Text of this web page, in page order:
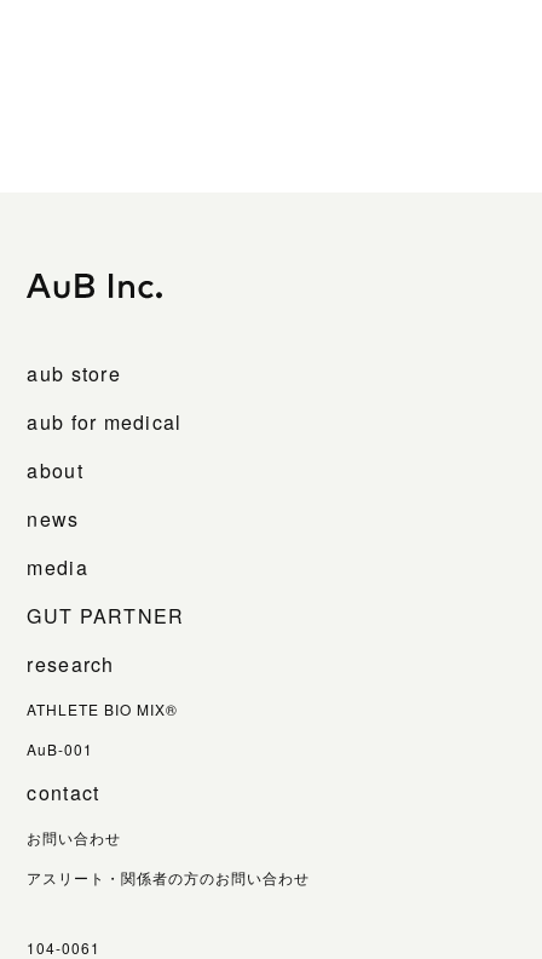
aub store
aub for medical
about
news
media
GUT PARTNER
research
ATHLETE BIO MIX®
AuB-001
contact
お問い合わせ
アスリート・関係者の方のお問い合わせ
104-0061